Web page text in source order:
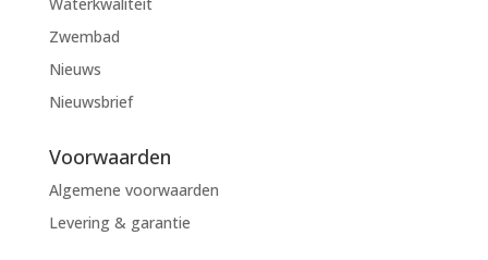
Zwembad
Nieuws
Nieuwsbrief
Voorwaarden
Algemene voorwaarden
Levering & garantie